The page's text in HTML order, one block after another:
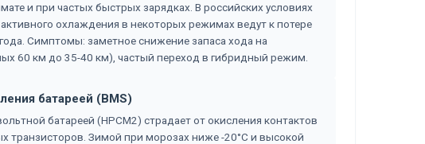
и при частых быстрых зарядках. В российских условиях
активного охлаждения в некоторых режимах ведут к потере
Симптомы: заметное снижение запаса хода на
60 км до 35-40 км), частый переход в гибридный режим.
батареей (BMS)
батареей (HPCM2) страдает от окисления контактов
транзисторов. Зимой при морозах ниже -20°C и высокой